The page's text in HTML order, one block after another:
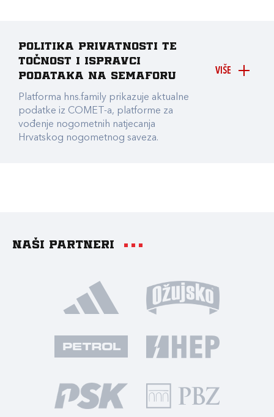
VIŠE
Politika privatnosti te
točnost i ispravci
podataka na Semaforu
Platforma hns.family prikazuje aktualne
podatke iz COMET-a, platforme za
vođenje nogometnih natjecanja
Hrvatskog nogometnog saveza.
Naši partneri